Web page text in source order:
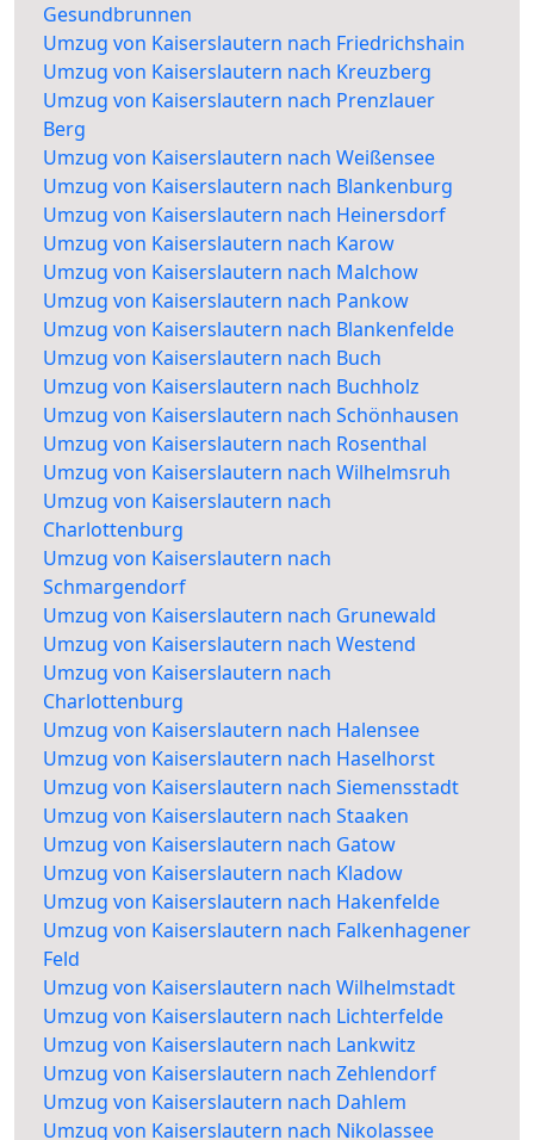
Gesundbrunnen
Umzug von Kaiserslautern nach Friedrichshain
Umzug von Kaiserslautern nach Kreuzberg
Umzug von Kaiserslautern nach Prenzlauer
Berg
Umzug von Kaiserslautern nach Weißensee
Umzug von Kaiserslautern nach Blankenburg
Umzug von Kaiserslautern nach Heinersdorf
Umzug von Kaiserslautern nach Karow
Umzug von Kaiserslautern nach Malchow
Umzug von Kaiserslautern nach Pankow
Umzug von Kaiserslautern nach Blankenfelde
Umzug von Kaiserslautern nach Buch
Umzug von Kaiserslautern nach Buchholz
Umzug von Kaiserslautern nach Schönhausen
Umzug von Kaiserslautern nach Rosenthal
Umzug von Kaiserslautern nach Wilhelmsruh
Umzug von Kaiserslautern nach
Charlottenburg
Umzug von Kaiserslautern nach
Schmargendorf
Umzug von Kaiserslautern nach Grunewald
Umzug von Kaiserslautern nach Westend
Umzug von Kaiserslautern nach
Charlottenburg
Umzug von Kaiserslautern nach Halensee
Umzug von Kaiserslautern nach Haselhorst
Umzug von Kaiserslautern nach Siemensstadt
Umzug von Kaiserslautern nach Staaken
Umzug von Kaiserslautern nach Gatow
Umzug von Kaiserslautern nach Kladow
Umzug von Kaiserslautern nach Hakenfelde
Umzug von Kaiserslautern nach Falkenhagener
Feld
Umzug von Kaiserslautern nach Wilhelmstadt
Umzug von Kaiserslautern nach Lichterfelde
Umzug von Kaiserslautern nach Lankwitz
Umzug von Kaiserslautern nach Zehlendorf
Umzug von Kaiserslautern nach Dahlem
Umzug von Kaiserslautern nach Nikolassee